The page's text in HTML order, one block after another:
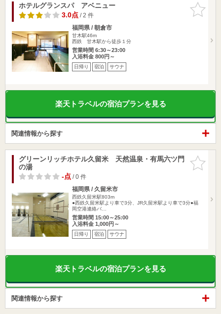
お気に入
りに追加
ホテルグランスパ アベニュー
3.0点/ 2 件
福岡県 / 朝倉市
甘木駅46m
西鉄 甘木駅から徒歩１分
営業時間 6:30～23:00
入浴料金 800円～
日帰り 宿泊 サウナ
楽天トラベルの宿泊プランを見る
関連情報から探す
お気に入
りに追加
グリーンリッチホテル久留米 天然温泉・有馬六ツ門
の湯
-点/ 0 件
福岡県 / 久留米市
西鉄久留米駅803m
●西鉄久留米駅より車で3分、JR久留米駅より車で3分●福
岡空港連絡バ…
営業時間 15:00～25:00
入浴料金 1,000円～
日帰り 宿泊 サウナ
楽天トラベルの宿泊プランを見る
関連情報から探す